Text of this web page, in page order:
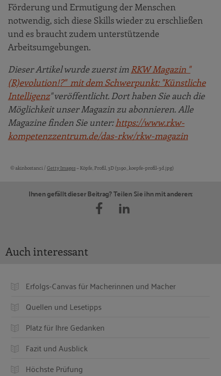
Förderung und Ermutigung der Menschen
notwendig, sich diese Skills wieder zu erschließen
und es braucht zudem unterstützende
Arbeitsumgebungen.
Dieser Artikel wurde zuerst im RKW Magazin "
(R)evolution!?" mit dem Schwerpunkt: "Künstliche
Intelligenz" veröffentlicht. Dort haben Sie auch die
Möglichkeit unser Magazin zu abonnieren. Alle
Magazine finden Sie unter: https://www.rkw-
kompetenzzentrum.de/das-rkw/rkw-magazin
Bildquellen und Copyright-Hinweise
© akinbostanci / Getty Images– Köpfe, Profil, 3D (3190_koepfe-profil-3d.jpg)
Ihnen gefällt dieser Beitrag? Teilen Sie ihn mit anderen:
Auch interessant
Erfolgs-Canvas für Macherinnen und Macher
Quellen und Lesetipps
Platz für Ihre Gedanken
Fazit und Ausblick
Höchste Prüfung